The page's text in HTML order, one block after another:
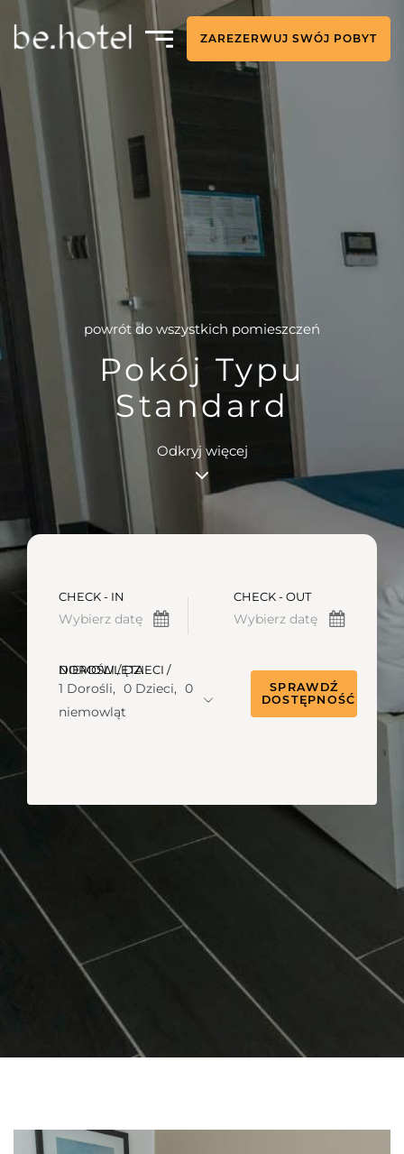
ZAREZERWUJ SWÓJ POBYT
powrót do wszystkich pomieszczeń
Pokój Typu
Standard
Odkryj więcej
CHECK - IN CHECK - OUT
DOROŚLI / DZIECI / NIEMOWLĘTA
1 Dorośli, 0 Dzieci, 0
niemowląt
SPRAWDŹ
DOSTĘPNOŚĆ